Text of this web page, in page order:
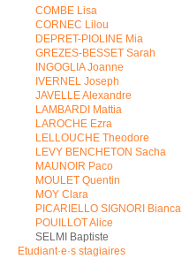
COMBE Lisa
CORNEC Lilou
DEPRET-PIOLINE Mia
GREZES-BESSET Sarah
INGOGLIA Joanne
IVERNEL Joseph
JAVELLE Alexandre
LAMBARDI Mattia
LAROCHE Ezra
LELLOUCHE Theodore
LEVY BENCHETON Sacha
MAUNOIR Paco
MOULET Quentin
MOY Clara
PICARIELLO SIGNORI Bianca
POUILLOT Alice
SELMI Baptiste
Etudiant·e·s stagiaires